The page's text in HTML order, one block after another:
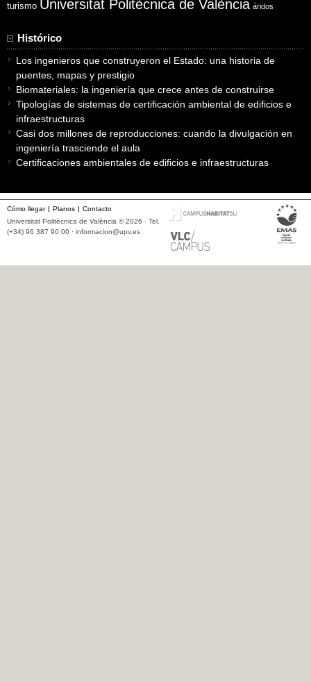
turismo Universitat Politècnica de València áridos
Histórico
Los ingenieros que construyeron el Estado: una historia de
puentes, mapas y prestigio
Biomateriales: la ingeniería que crece antes de construirse
Tipologías de sistemas de certificación ambiental de edificios e
infraestructuras
Casi dos millones de reproducciones: cuando la divulgación en
ingeniería trasciende el aula
Certificaciones ambientales de edificios e infraestructuras
Cómo llegar Planos
Contacto
Universitat Politècnica de València © 2026 · Tel.
(+34) 96 387 90 00 · informacion@upv.es